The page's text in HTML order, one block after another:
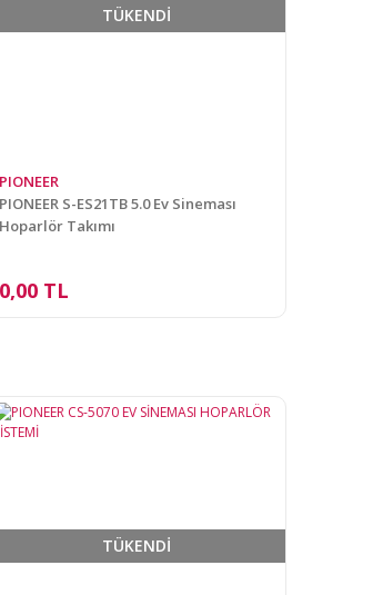
TÜKENDİ
PIONEER
PIONEER S-ES21TB 5.0 Ev Sineması
Hoparlör Takımı
0,00 TL
TÜKENDİ